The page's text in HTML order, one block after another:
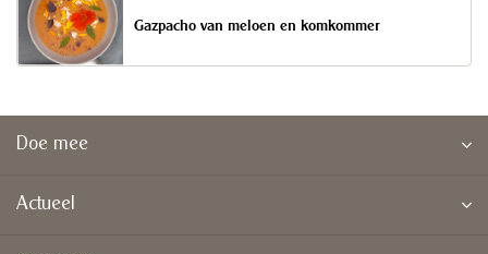
Gazpacho van meloen en komkommer
Doe mee
Actueel